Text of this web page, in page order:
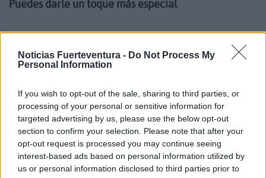
Noticias Fuerteventura - Do Not Process My
Personal Information
If you wish to opt-out of the sale, sharing to third parties, or
processing of your personal or sensitive information for
targeted advertising by us, please use the below opt-out
section to confirm your selection. Please note that after your
opt-out request is processed you may continue seeing
interest-based ads based on personal information utilized by
us or personal information disclosed to third parties prior to
Puedes darle un toque más especial
Otra razón por la que un ramo de flores es un
excelente regalo radica en la posibilidad de
personalizar cada detalle; no solo escoger el tipo
de flor o follaje, sino el mensaje, agregar peluches,
¿y por qué no? Una caja de bombones también. En
pocas palabras, adaptar el obsequio a la
personalidad de esa persona especial.
Sencillo, pero es el mejor detalle